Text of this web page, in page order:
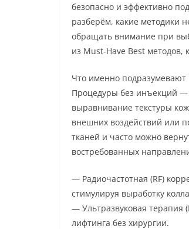
безопасно и эффективно
разберём, какие методики
обращать внимание при
из Must-Have Best методов,
Что именно подразумевают
Процедуры без инъекций —
выравнивание текстуры
внешних воздействий или
тканей и часто можно
востребованных
— Радиочастотная (RF)
стимулируя выработку
— Ультразвуковая терапия
лифтинга без хирургии.